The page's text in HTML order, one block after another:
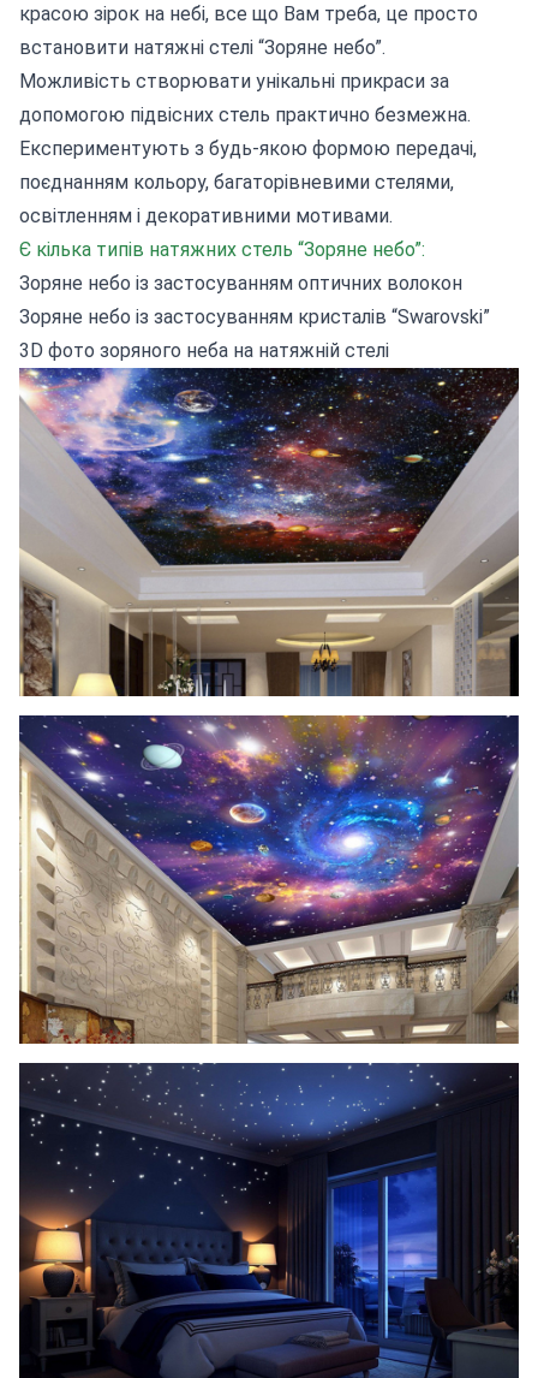
красою зірок на небі, все що Вам треба, це просто
встановити натяжні стелі “Зоряне небо”.
Можливість створювати унікальні прикраси за
допомогою підвісних стель практично безмежна.
Експериментують з будь-якою формою передачі,
поєднанням кольору, багаторівневими стелями,
освітленням і декоративними мотивами.
Є кілька типів натяжних стель “Зоряне небо”:
Зоряне небо із застосуванням оптичних волокон
Зоряне небо із застосуванням кристалів “Swarovski”
3D фото зоряного неба на натяжній стелі